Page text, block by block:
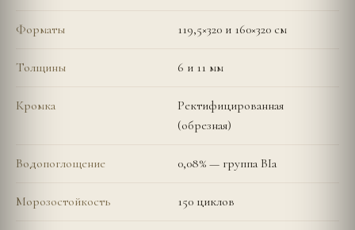
Форматы 119,5×320 и 160×320 см
Толщины 6 и 11 мм
Кромка
Ректифицированная
(обрезная)
Водопоглощение 0,08% — группа BIa
Морозостойкость 150 циклов